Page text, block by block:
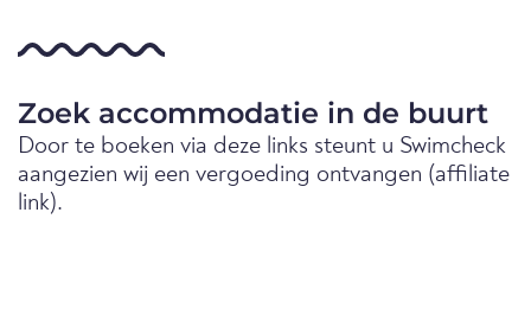
Zoek accommodatie in de buurt
Door te boeken via deze links steunt u Swimcheck
aangezien wij een vergoeding ontvangen (affiliate
link).